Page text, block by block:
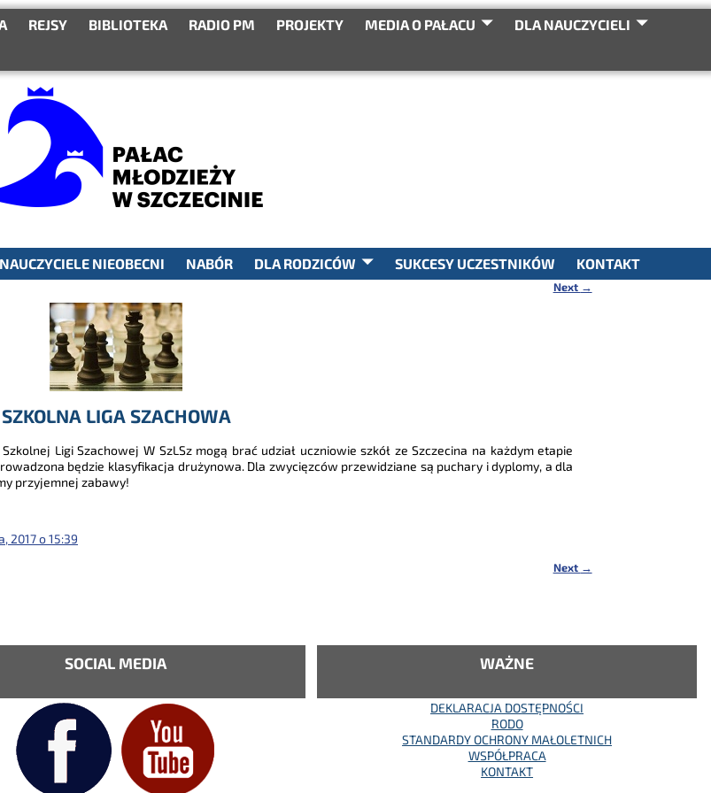
REJSY BIBLIOTEKA RADIO PM PROJEKTY MEDIA O PAŁACU
DLA NAUCZYCIELI
SEARCH
NAUCZYCIELE NIEOBECNI NABÓR DLA RODZICÓW SUKCESY UCZESTNIKÓW KONTAKT
Next →
SZKOLNA LIGA SZACHOWA
Ligi Szachowej W SzLSz mogą brać udział uczniowie szkół ze Szczecina na każdym etapie
będzie klasyfikacja drużynowa. Dla zwycięzców przewidziane są puchary i dyplomy, a dla
przyjemnej zabawy!
2017 o 15:39
Next →
SOCIAL MEDIA WAŻNE
DEKLARACJA DOSTĘPNOŚCI
RODO
STANDARDY OCHRONY MAŁOLETNICH
WSPÓŁPRACA
KONTAKT